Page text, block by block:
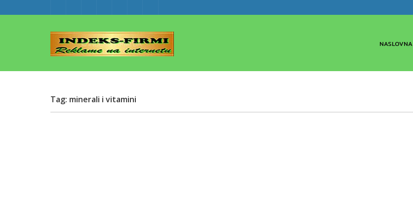
NASLOVNA
Tag: minerali i vitamini